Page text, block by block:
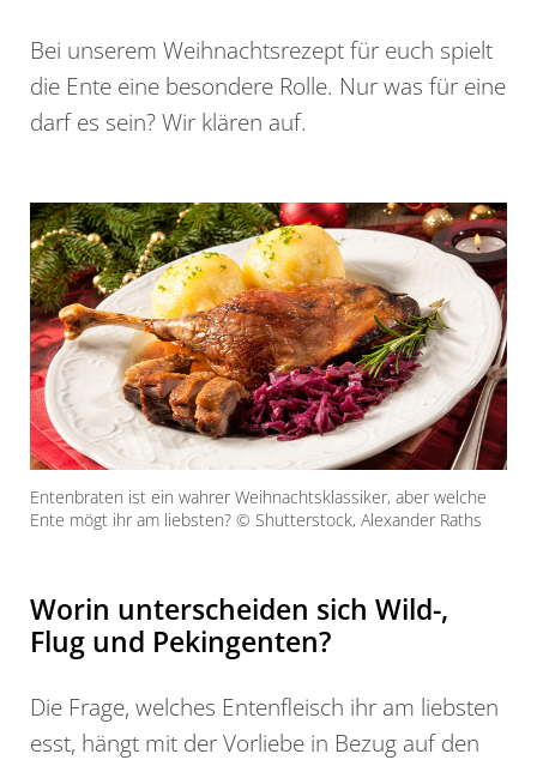
Bei unserem Weihnachtsrezept für euch spielt
die Ente eine besondere Rolle. Nur was für eine
darf es sein? Wir klären auf.
Entenbraten ist ein wahrer Weihnachtsklassiker, aber welche
Ente mögt ihr am liebsten? © Shutterstock, Alexander Raths
Worin unterscheiden sich Wild-,
Flug und Pekingenten?
Die Frage, welches Entenfleisch ihr am liebsten
esst, hängt mit der Vorliebe in Bezug auf den